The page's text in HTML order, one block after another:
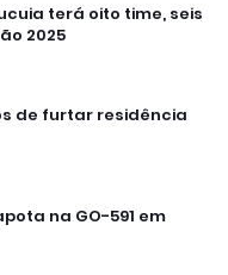
terá oito time, seis
2025
de furtar residência
na GO-591 em